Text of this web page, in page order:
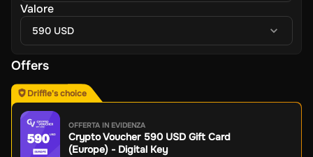
Valore
590 USD
Offers
Driffle's choice
OFFERTA IN EVIDENZA
Crypto Voucher 590 USD Gift Card
(Europe) - Digital Key